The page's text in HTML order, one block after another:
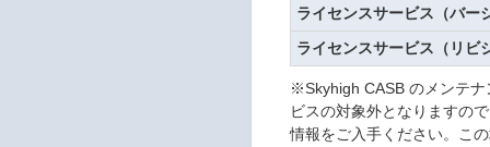
ライセンスサービス（バー
ライセンスサービス（リビ
※Skyhigh CASB のメンテナ
ビスの対象外となりますの
情報をご入手ください。こ